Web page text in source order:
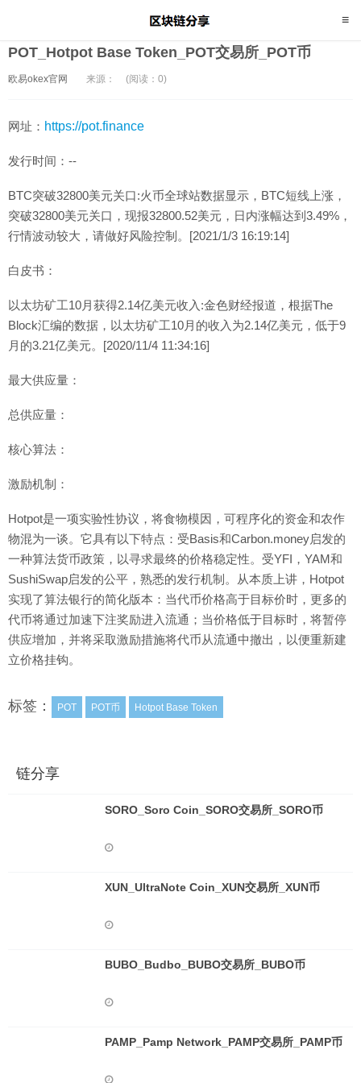
POT_Hotpot Base Token_POT交易所_POT币
欧易okex官网 来源： (阅读：0)
网址： https://pot.finance
发行时间：--
BTC突破32800美元关口:火币全球站数据显示，BTC短线上涨，
突破32800美元关口，现报32800.52美元，日内涨幅达到3.49%，
行情波动较大，请做好风险控制。[2021/1/3 16:19:14]
白皮书：
以太坊矿工10月获得2.14亿美元收入:金色财经报道，根据The
Block汇编的数据，以太坊矿工10月的收入为2.14亿美元，低于9
月的3.21亿美元。[2020/11/4 11:34:16]
最大供应量：
总供应量：
核心算法：
激励机制：
Hotpot是一项实验性协议，将食物模因，可程序化的资金和农作
物混为一谈。它具有以下特点：受Basis和Carbon.money启发的
一种算法货币政策，以寻求最终的价格稳定性。受YFI，YAM和
SushiSwap启发的公平，熟悉的发行机制。从本质上讲，Hotpot
实现了算法银行的简化版本：当代币价格高于目标价时，更多的
代币将通过加速下注奖励进入流通；当价格低于目标时，将暂停
供应增加，并将采取激励措施将代币从流通中撤出，以便重新建
立价格挂钩。
标签： POT POT币 Hotpot Base Token
链分享
SORO_Soro Coin_SORO交易所_SORO币
XUN_UltraNote Coin_XUN交易所_XUN币
BUBO_Budbo_BUBO交易所_BUBO币
PAMP_Pamp Network_PAMP交易所_PAMP币